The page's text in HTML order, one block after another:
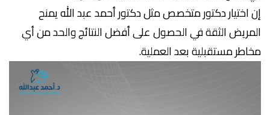
إن اختيار دكتور متخصص مثل دكتور أحمد عبد الله يمنح
المريض الثقة في الحصول على أفضل النتائج والحد من أي
مخاطر مستقبلية بعد العملية.